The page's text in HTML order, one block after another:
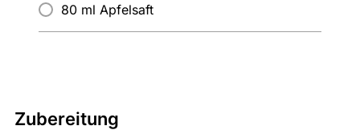
80 ml Apfelsaft
Zubereitung